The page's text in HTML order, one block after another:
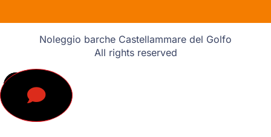
Noleggio barche Castellammare del Golfo
All rights reserved